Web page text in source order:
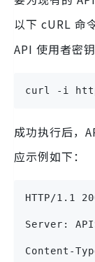
以下 cURL 命
API 使用者密钥
curl -i
成功执行后，
应示例如下：
HTTP/1.1
Server:
Content-